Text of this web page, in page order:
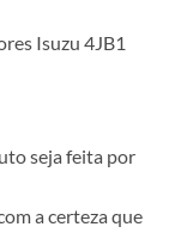
Isuzu 4JB1
seja feita por
a certeza que